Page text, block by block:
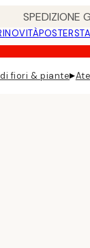
SPEDIZIONE
NOVITÀPOSTER
fiori & piante▸